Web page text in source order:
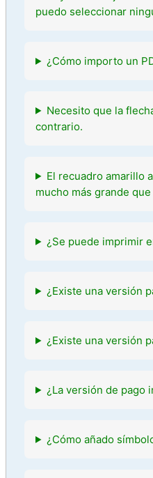
puedo seleccionar
¿Cómo importo un
Necesito que la
contrario.
El recuadro amarillo
mucho más grande
¿Se puede imprimir
¿Existe una versión
¿Existe una versión
¿La versión de pago
¿Cómo añado